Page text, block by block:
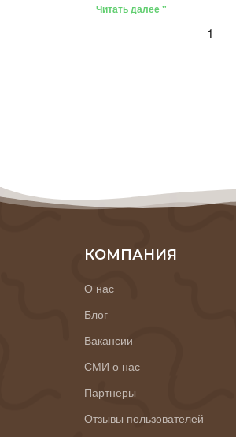
Читать далее "
1
КОМПАНИЯ
О нас
Блог
Вакансии
СМИ о нас
Партнеры
Отзывы пользователей